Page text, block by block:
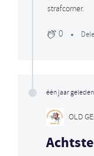
strafcorner.
0
één jaar geleden
OLD